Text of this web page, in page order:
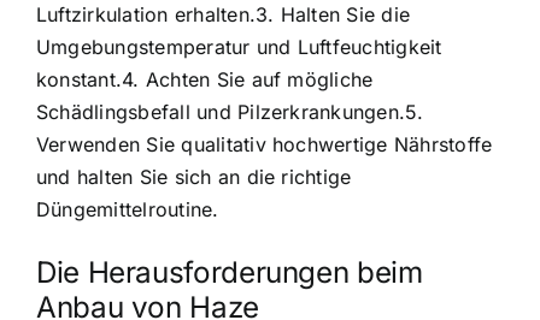
Luftzirkulation erhalten.3. Halten Sie die
Umgebungstemperatur und Luftfeuchtigkeit
konstant.4. Achten Sie auf mögliche
Schädlingsbefall und Pilzerkrankungen.5.
Verwenden Sie qualitativ hochwertige Nährstoffe
und halten Sie sich an die richtige
Düngemittelroutine.
Die Herausforderungen beim
Anbau von Haze